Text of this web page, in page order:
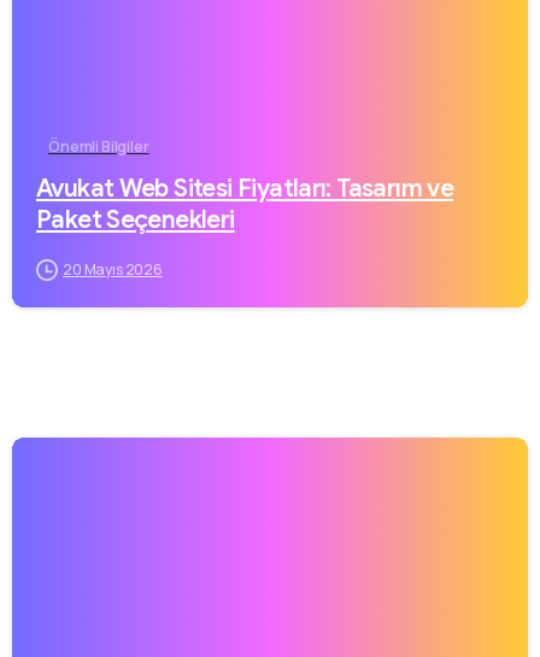
Önemli Bilgiler
Avukat Web Sitesi Fiyatları: Tasarım ve
Paket Seçenekleri
20 Mayıs 2026